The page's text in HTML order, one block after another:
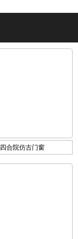
四合院仿古门窗